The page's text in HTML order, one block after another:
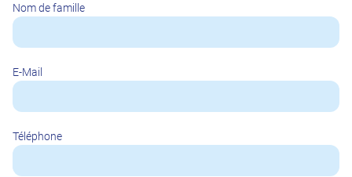
Nom de famille
E-Mail
Téléphone